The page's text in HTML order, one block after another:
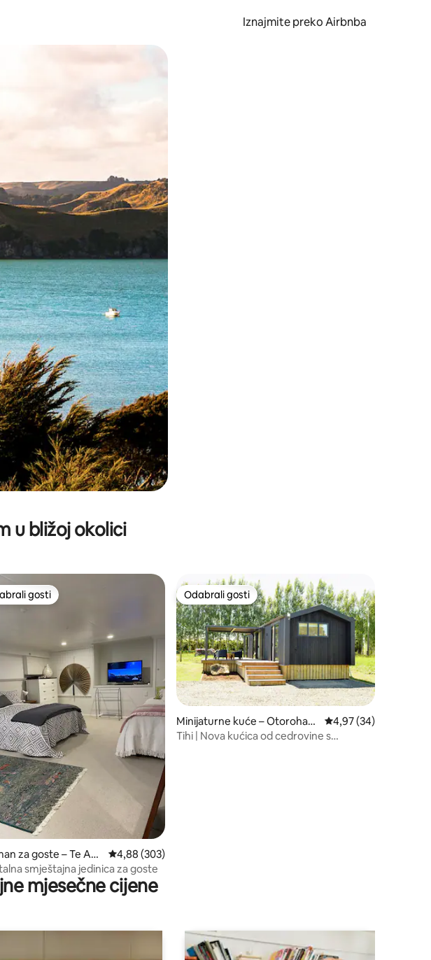
Iznajmite preko Airbnba
dolje, kao i dodirom ili prelaskom prstom po zaslonu.
u bližoj okolici
5, recenzija: 425
najviše rangiranima s oznakom „Odabrali gosti”
gosti
za goste – Te Aw
Prosječna ocjena: 4,88/5, recenzija: 303
4,88 (303)
smještajna jedinica za goste
Odabrali gosti
Odabrali gosti
Minijaturne kuće – Otorohan
ga
Prosječna ocjena:
4,97 (34)
Tihi | Nova kućica od cedrovine s
mjesečne cijene